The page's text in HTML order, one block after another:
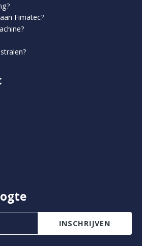
Fimatec?
INSCHRIJVEN